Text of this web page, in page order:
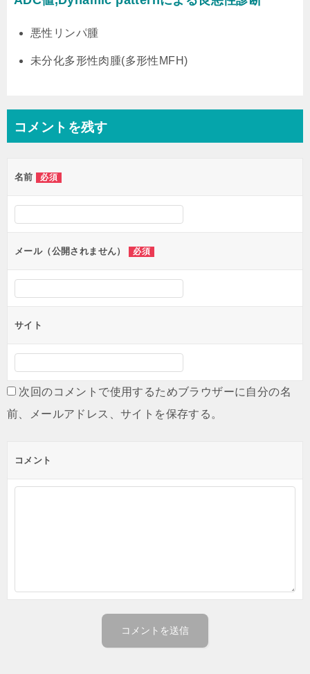
悪性リンパ腫
未分化多形性肉腫(多形性MFH)
コメントを残す
名前 必須
メール（公開されません） 必須
サイト
次回のコメントで使用するためブラウザーに自分の名
前、メールアドレス、サイトを保存する。
コメント